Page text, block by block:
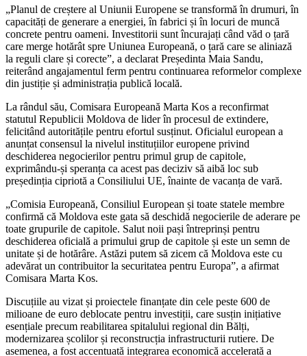
„Planul de creștere al Uniunii Europene se transformă în drumuri, în
capacități de generare a energiei, în fabrici și în locuri de muncă
concrete pentru oameni. Investitorii sunt încurajați când văd o țară
care merge hotărât spre Uniunea Europeană, o țară care se aliniază
la reguli clare și corecte”, a declarat Președinta Maia Sandu,
reiterând angajamentul ferm pentru continuarea reformelor complexe
din justiție și administrația publică locală.
La rândul său, Comisara Europeană Marta Kos a reconfirmat
statutul Republicii Moldova de lider în procesul de extindere,
felicitând autoritățile pentru efortul susținut. Oficialul european a
anunțat consensul la nivelul instituțiilor europene privind
deschiderea negocierilor pentru primul grup de capitole,
exprimându-și speranța ca acest pas deciziv să aibă loc sub
președinția cipriotă a Consiliului UE, înainte de vacanța de vară.
„Comisia Europeană, Consiliul European și toate statele membre
confirmă că Moldova este gata să deschidă negocierile de aderare pe
toate grupurile de capitole. Salut noii pași întreprinși pentru
deschiderea oficială a primului grup de capitole și este un semn de
unitate și de hotărâre. Astăzi putem să zicem că Moldova este cu
adevărat un contribuitor la securitatea pentru Europa”, a afirmat
Comisara Marta Kos.
Discuțiile au vizat și proiectele finanțate din cele peste 600 de
milioane de euro deblocate pentru investiții, care susțin inițiative
esențiale precum reabilitarea spitalului regional din Bălți,
modernizarea școlilor și reconstrucția infrastructurii rutiere. De
asemenea, a fost accentuată integrarea economică accelerată a